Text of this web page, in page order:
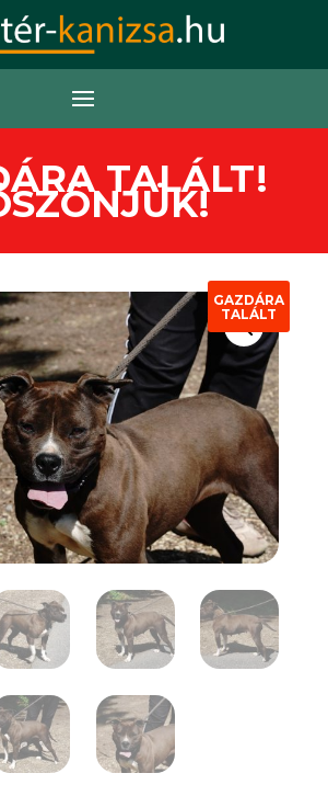
TALÁLT!
GAZDÁRA
TALÁLT